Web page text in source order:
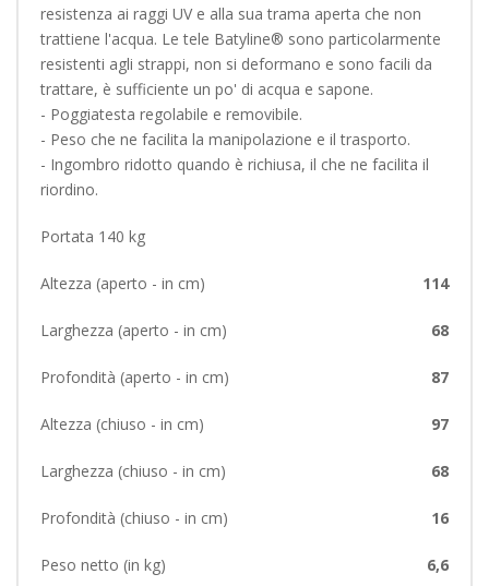
resistenza ai raggi UV e alla sua trama aperta che non
trattiene l'acqua. Le tele Batyline® sono particolarmente
resistenti agli strappi, non si deformano e sono facili da
trattare, è sufficiente un po' di acqua e sapone.
- Poggiatesta regolabile e removibile.
- Peso che ne facilita la manipolazione e il trasporto.
- Ingombro ridotto quando è richiusa, il che ne facilita il
riordino.
Portata 140 kg
Altezza (aperto - in cm) 114
Larghezza (aperto - in cm) 68
Profondità (aperto - in cm) 87
Altezza (chiuso - in cm) 97
Larghezza (chiuso - in cm) 68
Profondità (chiuso - in cm) 16
Peso netto (in kg) 6,6